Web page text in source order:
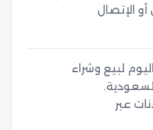
لبيع وشراء
عبر